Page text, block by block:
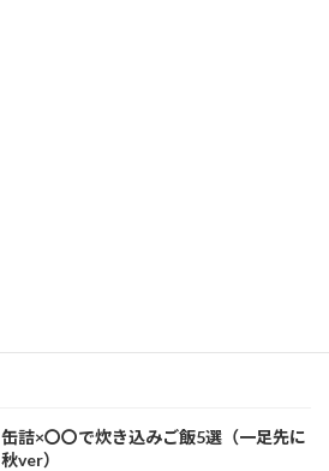
缶詰×〇〇で炊き込みご飯5選（一足先に
秋ver）